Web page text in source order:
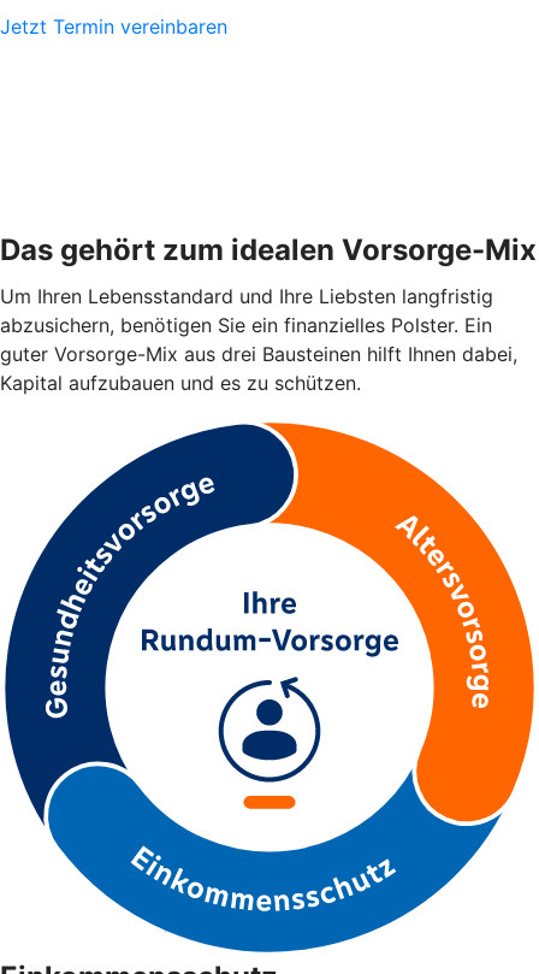
Jetzt Termin vereinbaren
Das gehört zum idealen Vorsorge-Mix
Um Ihren Lebensstandard und Ihre Liebsten langfristig
abzusichern, benötigen Sie ein finanzielles Polster. Ein
guter Vorsorge-Mix aus drei Bausteinen hilft Ihnen dabei,
Kapital aufzubauen und es zu schützen.